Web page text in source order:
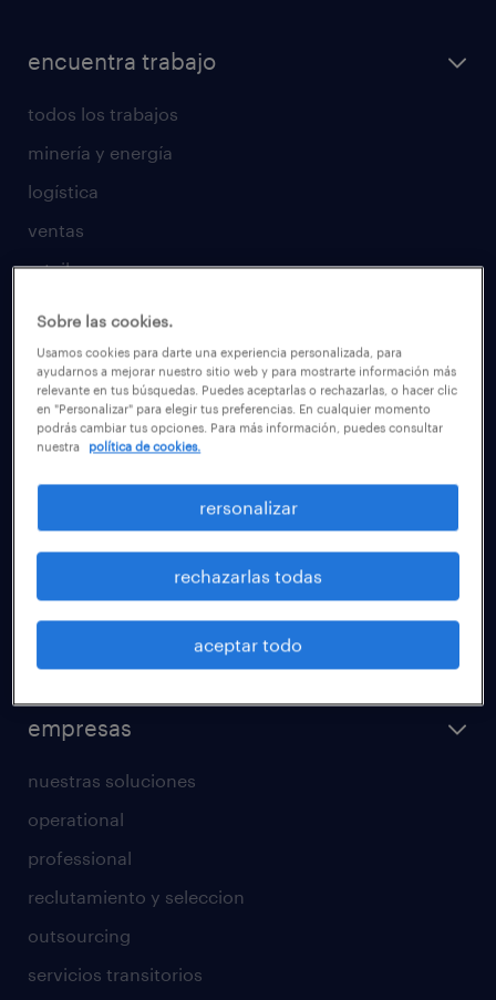
encuentra trabajo
todos los trabajos
minería y energía
logística
ventas
retail
tiempo completo
trabaja con nosotros
candidatos
consejos laborales
áreas de especializacion
calculadora salarial
operational
empresas
nuestras soluciones
operational
professional
reclutamiento y seleccion
outsourcing
servicios transitorios
Sobre las cookies.
Usamos cookies para darte una experiencia personalizada, para
ayudarnos a mejorar nuestro sitio web y para mostrarte información más
relevante en tus búsquedas. Puedes aceptarlas o rechazarlas, o hacer clic
en "Personalizar" para elegir tus preferencias. En cualquier momento
podrás cambiar tus opciones. Para más información, puedes consultar
nuestra
política de cookies.
rersonalizar
rechazarlas todas
aceptar todo